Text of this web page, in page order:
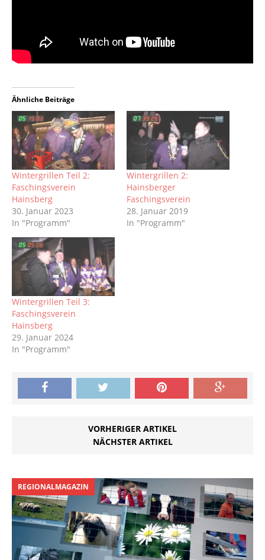
Ähnliche Beiträge
Wintergrillen Teil 2:
Faschingsverein
Hainsberg
30. Januar 2023
In "Programm"
Wintergrillen 2:
Hainsberger
Faschingsverein
28. Januar 2019
In "Programm"
Wintergrillen Teil 3:
Faschingsverein
Hainsberg
29. Januar 2024
In "Programm"
VORHERIGER ARTIKEL
NÄCHSTER ARTIKEL
REGIONALMAGAZIN